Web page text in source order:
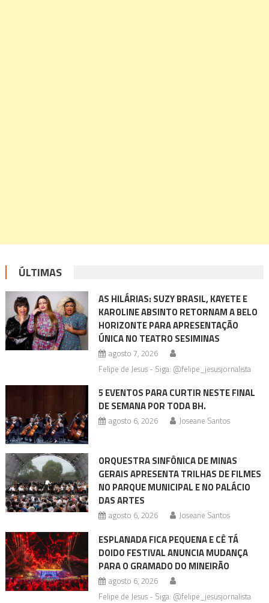
ÚLTIMAS
AS HILÁRIAS: SUZY BRASIL, KAYETE E
KAROLINE ABSINTO RETORNAM A BELO
HORIZONTE PARA APRESENTAÇÃO
ÚNICA NO TEATRO SESIMINAS
agosto 7, 2026
Felipe de Jesus - Siga: @felipe_jesusjornalista
5 EVENTOS PARA CURTIR NESTE FINAL
DE SEMANA POR TODA BH.
agosto 6, 2026 Joseane Santos
ORQUESTRA SINFÔNICA DE MINAS
GERAIS APRESENTA TRILHAS DE FILMES
NO PARQUE MUNICIPAL E NO PALÁCIO
DAS ARTES
agosto 6, 2026 Joseane Santos
ESPLANADA FICA PEQUENA E CÊ TÁ
DOIDO FESTIVAL ANUNCIA MUDANÇA
PARA O GRAMADO DO MINEIRÃO
agosto 6, 2026
Felipe de Jesus - Siga: @felipe_jesusjornalista